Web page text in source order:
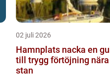
02 juli 2026
Hamnplats nacka en guide
till trygg förtöjning nära
stan